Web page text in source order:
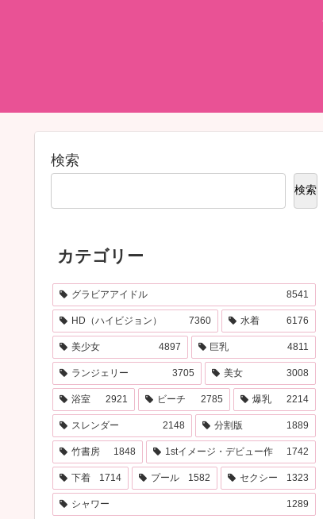
検索
検索
カテゴリー
グラビアアイドル 8541
HD（ハイビジョン） 7360 水着 6176
美少女 4897 巨乳 4811
ランジェリー 3705 美女 3008
浴室 2921 ビーチ 2785 爆乳 2214
スレンダー 2148 分割版 1889
竹書房 1848 1stイメージ・デビュー作 1742
下着 1714 プール 1582 セクシー 1323
シャワー 1289